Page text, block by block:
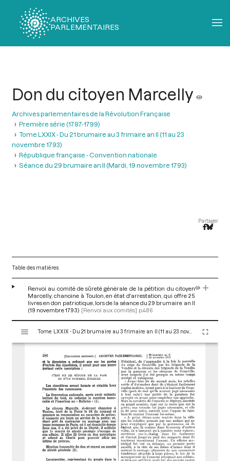
ARCHIVES
PARLEMENTAIRES
Don du citoyen Marcelly
Archives parlementaires de la Révolution Française
Première série (1787-1799)
Tome LXXIX - Du 21 brumaire au 3 frimaire an II (11 au 23
novembre 1793)
République française - Convention nationale
Séance du 29 brumaire an II (Mardi, 19 novembre 1793)
Partager
Table des matières
Renvoi au comité de sûreté générale de la pétition du citoyen
Marcelly, chanoine à Toulon, en état d'arrestation, qui offre 25
livres en don patriotique, lors de la séance du 29 brumaire an II
(19 novembre 1793) [Renvoi aux comités] p.486
s
Tome LXXIX - Du 21 brumaire au 3 frimaire an II (11 au 23 novembre 1793)